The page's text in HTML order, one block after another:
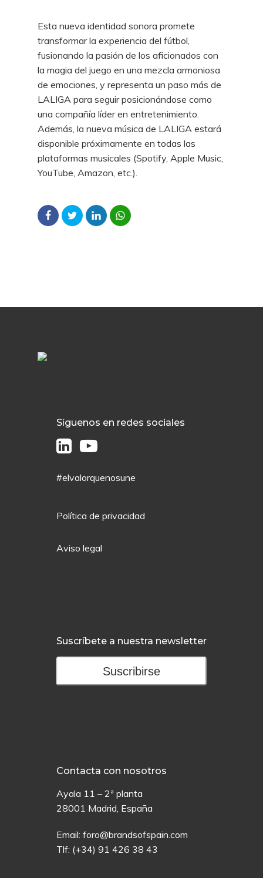
Esta nueva identidad sonora promete
transformar la experiencia del fútbol,
fusionando la pasión de los aficionados con
la magia del juego en una mezcla armoniosa
de emociones, y representa un paso más de
LALIGA para seguir posicionándose como
una compañía líder en entretenimiento.
Además, la nueva música de LALIGA estará
disponible próximamente en todas las
plataformas musicales (Spotify, Apple Music,
YouTube, Amazon, etc.).
Síguenos en redes sociales
#elvalorquenosune
Política de privacidad
Aviso legal
Suscríbete a nuestra newsletter
Suscribirse
Contacta con nosotros
Ayala 11 – 2ª planta
28001 Madrid, España
Email: foro@brandsofspain.com
Tlf: (+34) 91 426 38 43